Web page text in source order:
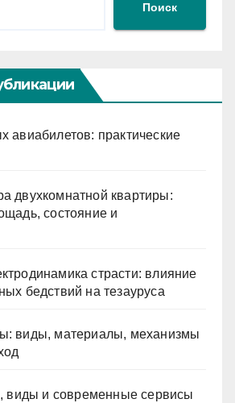
Поиск
авиабилетов: практические
двухкомнатной квартиры:
состояние и
страсти: влияние
бедствий на тезауруса
виды, материалы, механизмы
виды и современные сервисы